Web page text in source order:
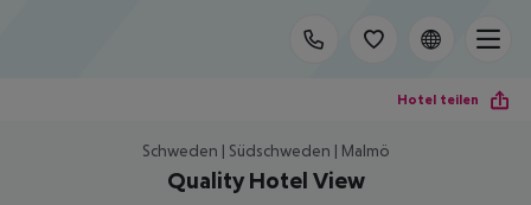
Hotel teilen
Schweden | Südschweden | Malmö
Quality Hotel View